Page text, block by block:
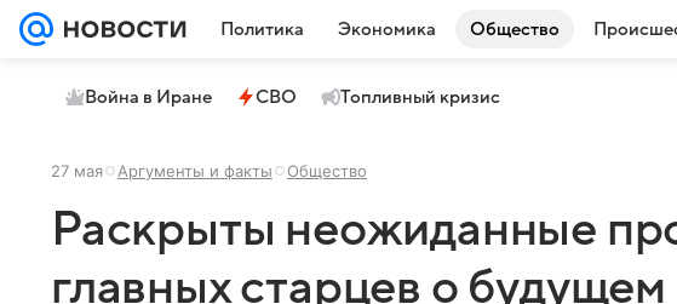
Политика Экономика Общество
Война в Иране СВО Топливный кризис
27 мая Аргументы и факты Общество
Раскрыты неожиданные
главных старцев о